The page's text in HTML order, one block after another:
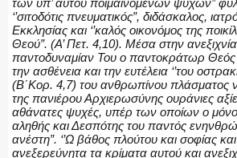
των υπ’ αυτού ποιμαινομένων ψυχών”
‘’σιτοδότις πνευματικός”, διδάσκαλος,
Εκκλησίας και ‘’καλός οικονόμος της
Θεού”. (Α’ Πετ. 4,10). Μέσα στην
παντοδυναμίαν Του ο παντοκράτωρ
την ασθένεια και την ευτέλεια ‘’του
(Β΄Κορ. 4,7) του ανθρωπίνου πλάσματος
της πανιέρου Αρχιερωσύνης ουράνιες
αθάνατες ψυχές, υπέρ των οποίων ο
αληθής και Δεσπότης του παντός
ανέστη”. ‘’Ω βάθος πλούτου και σοφίας
ανεξερεύνητα τα κρίματα αυτού και